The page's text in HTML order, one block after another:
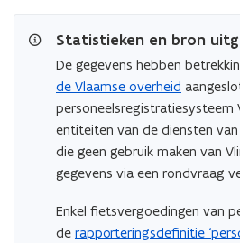
Statistieken en bron
De gegevens hebben
de Vlaamse overheid
personeelsregistratiesysteem
entiteiten van de diensten
die geen gebruik maken van
gegevens via een rondvraag
Enkel fietsvergoedingen van
de rapporteringsdefinitie